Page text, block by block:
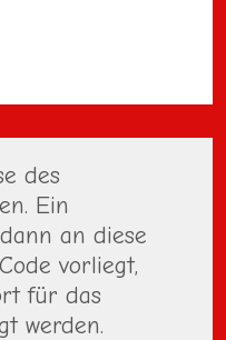
des
Ein
an diese
vorliegt,
für das
werden.